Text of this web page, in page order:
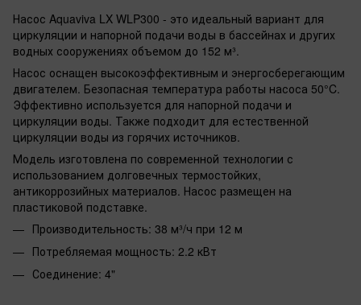
Насос Aquaviva LX WLP300 - это идеальный вариант для
циркуляции и напорной подачи воды в бассейнах и других
водных сооружениях объемом до 152 м³.
Насос оснащен высокоэффективным и энергосберегающим
двигателем. Безопасная температура работы насоса 50°C.
Эффективно используется для напорной подачи и
циркуляции воды. Также подходит для естественной
циркуляции воды из горячих источников.
Модель изготовлена по современной технологии с
использованием долговечных термостойких,
антикоррозийных материалов. Насос размещен на
пластиковой подставке.
Производительность: 38 м³/ч при 12 м
Потребляемая мощность: 2.2 кВт
Соединение: 4"